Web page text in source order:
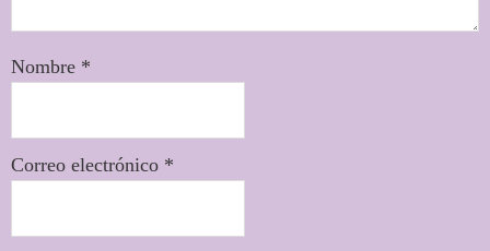
Nombre *
Correo electrónico *